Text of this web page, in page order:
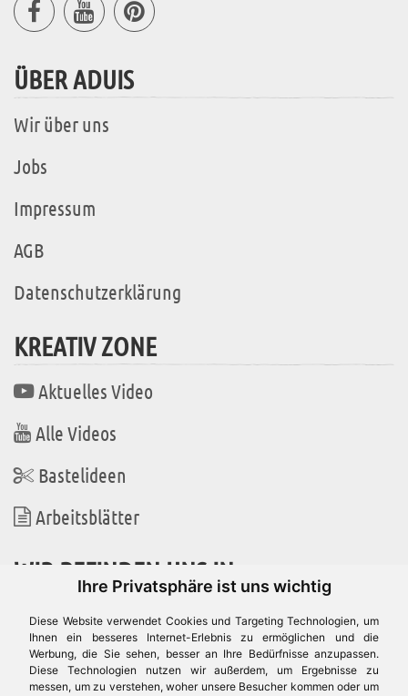
Ihre Privatsphäre ist uns wichtig
Diese Website verwendet Cookies und Targeting Technologien, um
Ihnen ein besseres Internet-Erlebnis zu ermöglichen und die
Werbung, die Sie sehen, besser an Ihre Bedürfnisse anzupassen.
Diese Technologien nutzen wir außerdem, um Ergebnisse zu
messen, um zu verstehen, woher unsere Besucher kommen oder um
ÜBER ADUIS
Wir über uns
Jobs
Impressum
AGB
Datenschutzerklärung
KREATIV ZONE
Aktuelles Video
Alle Videos
Bastelideen
Arbeitsblätter
WIR BEFINDEN UNS IN
Es gibt uns auch in